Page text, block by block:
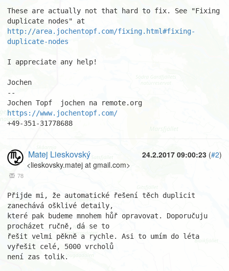
These are actually not that hard to fix. See "Fixing
http://area.jochentopf.com/fixing.html#fixing-
duplicate-nodes
I appreciate any help!
Jochen
--
https://www.jochentopf.com/
+49-351-31778688
24.2.2017 09:00:23 (#2)
Matej Lieskovský
<lieskovsky.matej at gmail.com>
78
Přijde mi, že automatické řešení těch duplicit
zanechává ošklivé detaily,
které pak budeme mnohem hůř opravovat. Doporučuju
procházet ručně, dá se to
řešit velmi pěkně a rychle. Asi to umím do léta
vyřešit celé, 5000 vrcholů
není zas tolik.